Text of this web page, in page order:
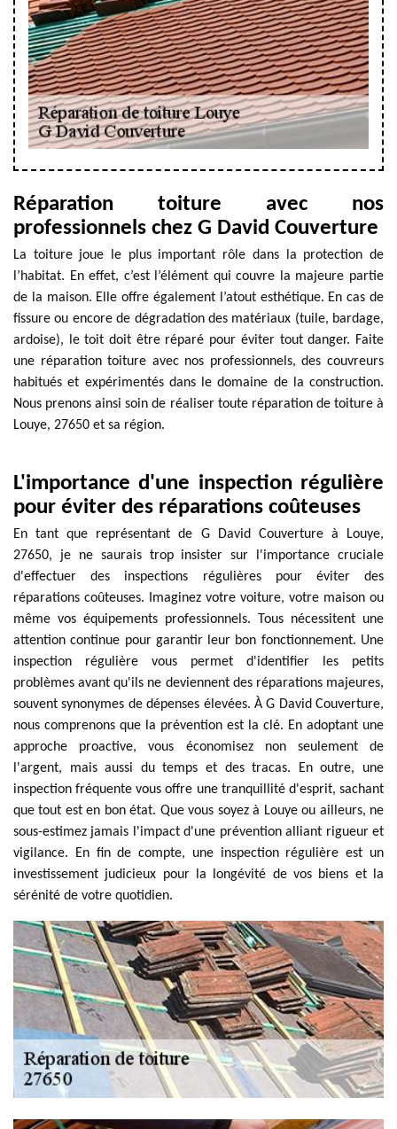
Réparation toiture avec nos
professionnels chez G David Couverture
La toiture joue le plus important rôle dans la protection de
l’habitat. En effet, c’est l’élément qui couvre la majeure partie
de la maison. Elle offre également l’atout esthétique. En cas de
fissure ou encore de dégradation des matériaux (tuile, bardage,
ardoise), le toit doit être réparé pour éviter tout danger. Faite
une réparation toiture avec nos professionnels, des couvreurs
habitués et expérimentés dans le domaine de la construction.
Nous prenons ainsi soin de réaliser toute réparation de toiture à
Louye, 27650 et sa région.
L'importance d'une inspection régulière
pour éviter des réparations coûteuses
En tant que représentant de G David Couverture à Louye,
27650, je ne saurais trop insister sur l'importance cruciale
d'effectuer des inspections régulières pour éviter des
réparations coûteuses. Imaginez votre voiture, votre maison ou
même vos équipements professionnels. Tous nécessitent une
attention continue pour garantir leur bon fonctionnement. Une
inspection régulière vous permet d'identifier les petits
problèmes avant qu'ils ne deviennent des réparations majeures,
souvent synonymes de dépenses élevées. À G David Couverture,
nous comprenons que la prévention est la clé. En adoptant une
approche proactive, vous économisez non seulement de
l'argent, mais aussi du temps et des tracas. En outre, une
inspection fréquente vous offre une tranquillité d'esprit, sachant
que tout est en bon état. Que vous soyez à Louye ou ailleurs, ne
sous-estimez jamais l'impact d'une prévention alliant rigueur et
vigilance. En fin de compte, une inspection régulière est un
investissement judicieux pour la longévité de vos biens et la
sérénité de votre quotidien.